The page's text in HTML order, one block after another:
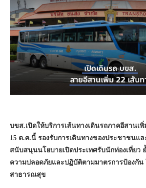
บขส.เปิดให้บริการเส้นทางเดินรถภาคอีสานเพิ่
15 ต.ค.นี้ รองรับการเดินทางของประชาชนแล
สนับสนุนนโยบายเปิดประเทศรับนักท่องเที่ยว
ความปลอดภัยและปฏิบัติตามมาตรการป้องกัน
สาธารณสุข